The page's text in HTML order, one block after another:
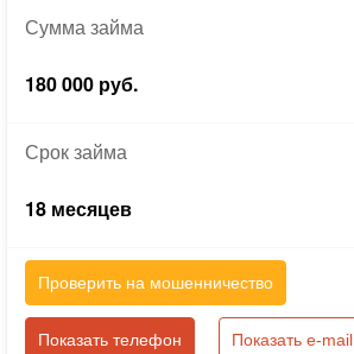
Суммазайма
180 000 руб.
Срокзайма
18 месяцев
Проверить на мошенничество
Показать телефон Показать e-mail